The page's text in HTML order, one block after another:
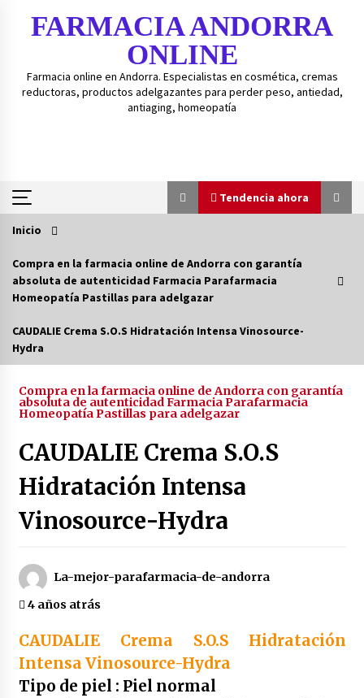
FARMACIA ANDORRA
ONLINE
Farmacia online en Andorra. Especialistas en cosmética, cremas
reductoras, productos adelgazantes para perder peso, antiedad,
antiaging, homeopatía
Tendencia ahora
Tendencia ahora
medicamentos homeopáticos BOIRON.
Isd-bexident anticaries colutorio 500ml+20%
4 años atrás
Enjuague bucal color verde botot | 250 ml
4 años atrás
Enjuague bucal amarillo botot | 250 ml
Duplo dientes sensibles colutorio con cpc +
cymenol bexident isdin | 500 ml x2
4 años atrás
Inicio
Compra en la farmacia online de Andorra con garantía
absoluta de autenticidad Farmacia Parafarmacia
Homeopatía Pastillas para adelgazar
CAUDALIE Crema S.O.S Hidratación Intensa Vinosource-
Hydra
Compra en la farmacia online de Andorra con garantía
absoluta de autenticidad Farmacia Parafarmacia
Homeopatía Pastillas para adelgazar
CAUDALIE Crema S.O.S
Hidratación Intensa
Vinosource-Hydra
La-mejor-parafarmacia-de-andorra
4 años atrás
CAUDALIE Crema S.O.S Hidratación
Intensa Vinosource-Hydra
Tipo de piel : Piel normal